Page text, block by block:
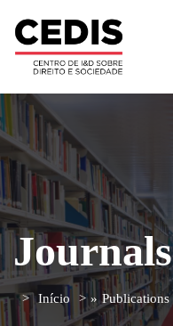
Journals
Início » Publications